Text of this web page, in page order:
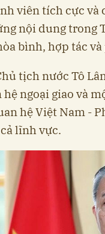
viên tích cực và
nội dung trong
bình, hợp tác
tịch nước Tô
ngoại giao và
hệ Việt Nam -
lĩnh vực.